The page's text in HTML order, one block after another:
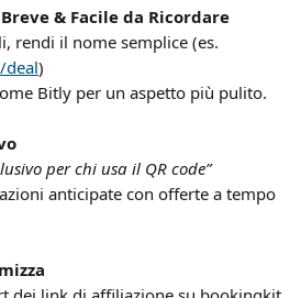
& Facile da Ricordare
rendi il nome semplice (es.
deal)
Bitly per un aspetto più pulito.
per chi usa il QR code”
anticipate con offerte a tempo